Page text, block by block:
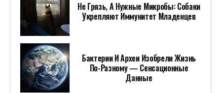
Не Грязь, А Нужные Микробы: Собаки
Укрепляют Иммунитет Младенцев
Бактерии И Археи Изобрели Жизнь
По-Разному — Сенсационные
Данные